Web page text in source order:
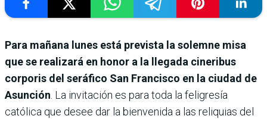
Para mañana lunes está prevista la solemne misa
que se realizará en honor a la llegada cineribus
corporis del seráfico San Francisco en la ciudad de
Asunción. La invitación es para toda la feligresía
católica que desee dar la bienvenida a las reliquias del